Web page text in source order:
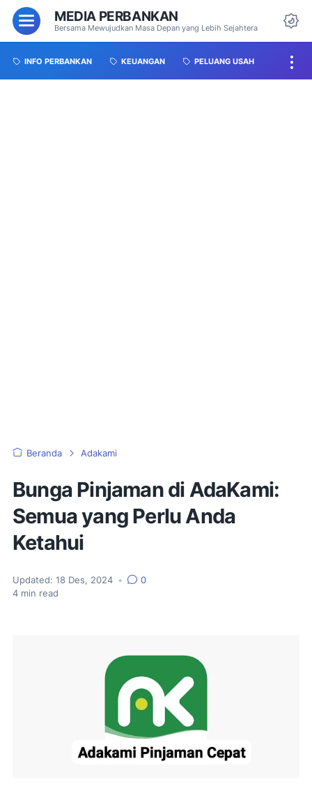
MEDIA PERBANKAN
Bersama Mewujudkan Masa Depan yang Lebih Sejahtera
INFO PERBANKAN KEUANGAN PELUANG USAH
Beranda Adakami
Bunga Pinjaman di AdaKami:
Semua yang Perlu Anda
Ketahui
Updated: 18 Des, 2024 •
0
4 min read